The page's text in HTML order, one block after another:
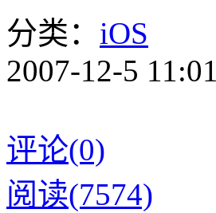
分类： iOS
2007-12-5 11:01
评论(0)
阅读(7574)